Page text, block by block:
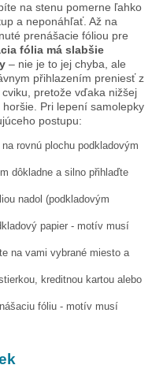
na stenu pomerne ľahko
a neponáhľať. Až na
prenášacie fóliou pre
fólia má slabšie
– nie je to jej chyba, ale
přihlazením preniesť z
pretože vďaka nižšej
Pri lepení samolepky
postupu:
rovnú plochu podkladovým
dôkladne a silno přihlaďte
nadol (podkladovým
papier - motív musí
na vami vybrané miesto a
kreditnou kartou alebo
fóliu - motív musí